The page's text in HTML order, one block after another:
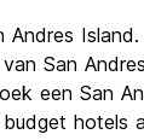
San
een San
hotels